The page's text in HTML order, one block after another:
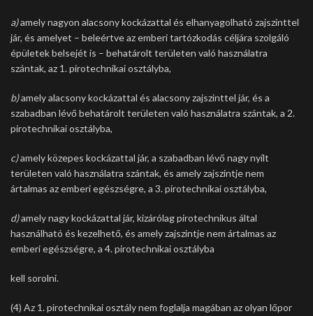
a)amely nagyon alacsony kockázattal és elhanyagolható zajszinttel
jár, és amelyet – beleértve az emberi tartózkodás céljára szolgáló
épületek belsejét is – behatárolt területen való használatra
szántak, az 1. pirotechnikai osztályba,
b)amely alacsony kockázattal és alacsony zajszinttel jár, és a
szabadban lévő behatárolt területen való használatra szántak, a 2.
pirotechnikai osztályba,
c)amely közepes kockázattal jár, a szabadban lévő nagy nyílt
területen való használatra szántak, és amely zajszintje nem
ártalmas az emberi egészségre, a 3. pirotechnikai osztályba,
d)amely nagy kockázattal jár, kizárólag pirotechnikus által
használható és kezelhető, és amely zajszintje nem ártalmas az
emberi egészségre, a 4. pirotechnikai osztályba
kell sorolni.
(4) Az 1. pirotechnikai osztály nem foglalja magában az olyan lőpor